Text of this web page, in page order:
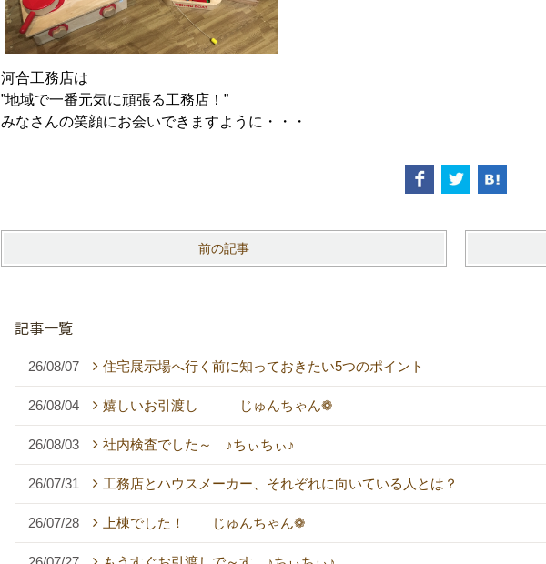
河合工務店は
”地域で一番元気に頑張る工務店！”
みなさんの笑顔にお会いできますように・・・
前の記事
記事一覧
26/08/07 住宅展示場へ行く前に知っておきたい5つのポイント
26/08/04 嬉しいお引渡し じゅんちゃん❁
26/08/03 社内検査でした～ ♪ちぃちぃ♪
26/07/31 工務店とハウスメーカー、それぞれに向いている人とは？
26/07/28 上棟でした！ じゅんちゃん❁